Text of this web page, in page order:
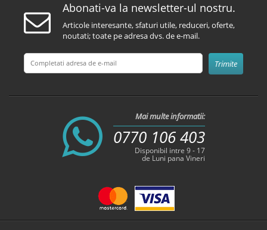
Abonati-va la newsletter-ul nostru.
Articole interesante, sfaturi utile, reduceri, oferte,
noutati; toate pe adresa dvs. de e-mail.
Mai multe informatii:
0770 106 403
Disponibil intre 9 - 17
de Luni pana Vineri